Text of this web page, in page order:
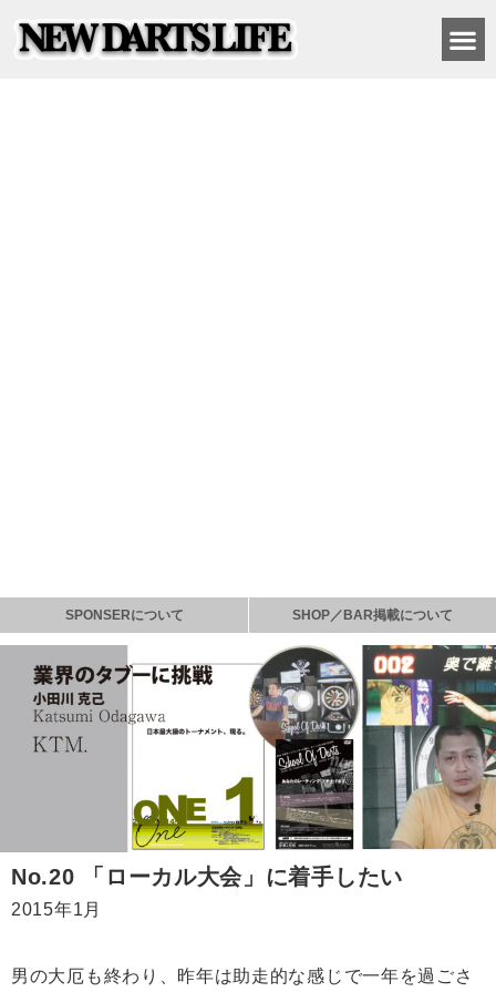
SPONSERについて SHOP／BAR掲載について
No.20 「ローカル大会」に着手したい
2015年1月
男の大厄も終わり、昨年は助走的な感じで一年を過ごさ